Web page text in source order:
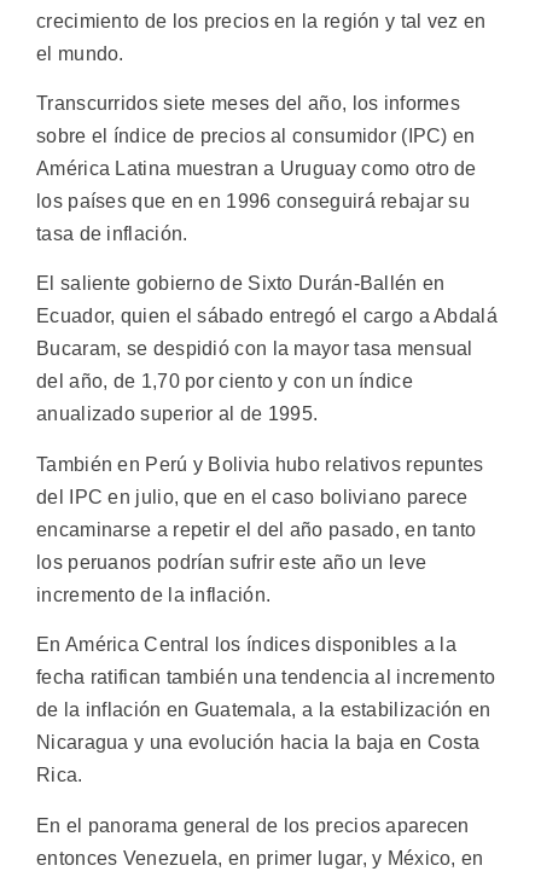
crecimiento de los precios en la región y tal vez en
el mundo.
Transcurridos siete meses del año, los informes
sobre el índice de precios al consumidor (IPC) en
América Latina muestran a Uruguay como otro de
los países que en en 1996 conseguirá rebajar su
tasa de inflación.
El saliente gobierno de Sixto Durán-Ballén en
Ecuador, quien el sábado entregó el cargo a Abdalá
Bucaram, se despidió con la mayor tasa mensual
del año, de 1,70 por ciento y con un índice
anualizado superior al de 1995.
También en Perú y Bolivia hubo relativos repuntes
del IPC en julio, que en el caso boliviano parece
encaminarse a repetir el del año pasado, en tanto
los peruanos podrían sufrir este año un leve
incremento de la inflación.
En América Central los índices disponibles a la
fecha ratifican también una tendencia al incremento
de la inflación en Guatemala, a la estabilización en
Nicaragua y una evolución hacia la baja en Costa
Rica.
En el panorama general de los precios aparecen
entonces Venezuela, en primer lugar, y México, en